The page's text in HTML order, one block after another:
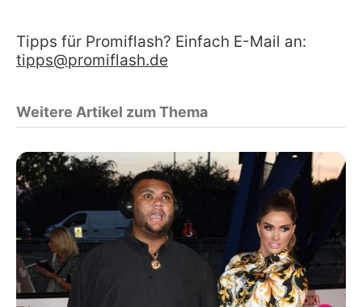
Tipps für Promiflash? Einfach E-Mail an:
tipps@promiflash.de
Weitere Artikel zum Thema